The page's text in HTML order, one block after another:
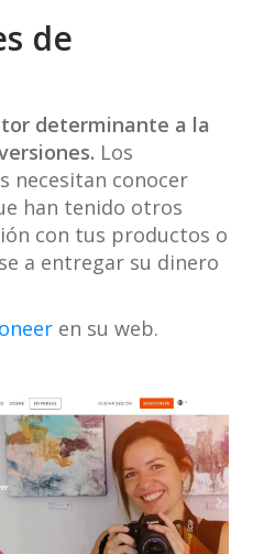
de
determinante a la
Los
necesitan conocer
han tenido otros
con tus productos o
a entregar su dinero
en su web.